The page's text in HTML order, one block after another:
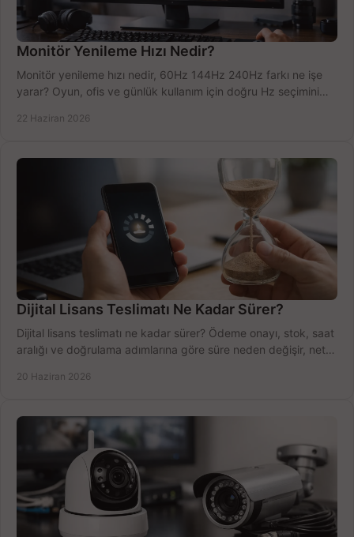
Monitör Yenileme Hızı Nedir?
Monitör yenileme hızı nedir, 60Hz 144Hz 240Hz farkı ne işe
yarar? Oyun, ofis ve günlük kullanım için doğru Hz seçimini
22 Haziran 2026
Dijital Lisans Teslimatı Ne Kadar Sürer?
Dijital lisans teslimatı ne kadar sürer? Ödeme onayı, stok, saat
aralığı ve doğrulama adımlarına göre süre neden değişir, net
20 Haziran 2026